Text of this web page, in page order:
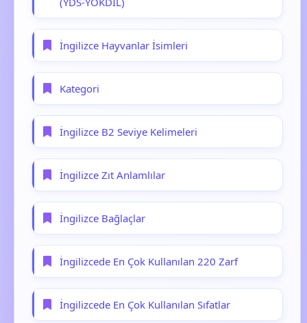
İngilizce Hayvanlar İsimleri
Kategori
İngilizce B2 Seviye Kelimeleri
İngilizce Zıt Anlamlılar
İngilizce Bağlaçlar
İngilizcede En Çok Kullanılan 220 Zarf
İngilizcede En Çok Kullanılan Sıfatlar